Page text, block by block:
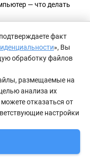
— что делать
0
в Windows 11
— что делать
факт
», Вы
обработку файлов
размещаемые на
анализа их
отказаться от
настройки